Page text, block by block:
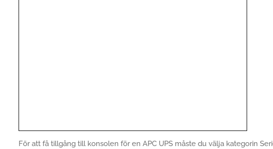
För att få tillgång till konsolen för en APC UPS måste du välja kategorin